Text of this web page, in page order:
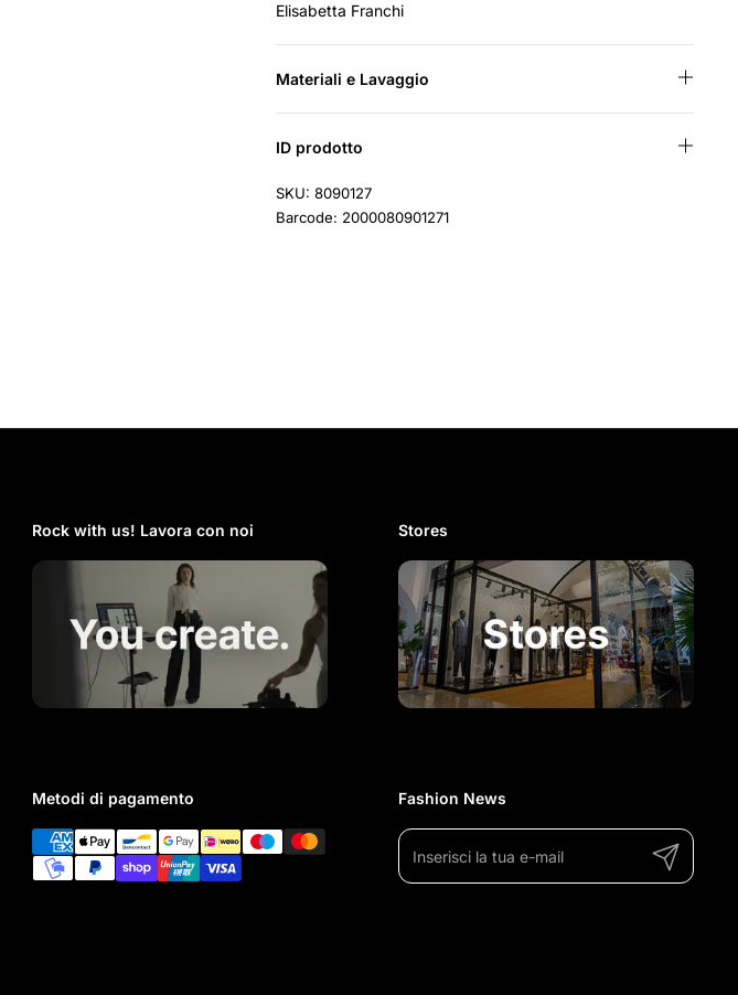
Elisabetta Franchi
Materiali e Lavaggio
ID prodotto
SKU: 8090127
Barcode: 2000080901271
Rock with us! Lavora con noi​ Stores
Metodi di pagamento Fashion News
Invia